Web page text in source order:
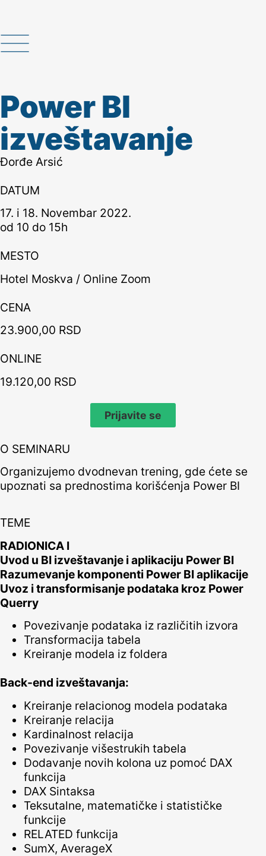
Power BI
izveštavanje
Đorđe Arsić
DATUM
17. i 18. Novembar 2022.
od 10 do 15h
MESTO
Hotel Moskva / Online Zoom
CENA
23.900,00 RSD
ONLINE
19.120,00 RSD
Prijavite se
O SEMINARU
Organizujemo dvodnevan trening, gde ćete se
upoznati sa prednostima korišćenja Power BI
TEME
RADIONICA I
Uvod u BI izveštavanje i aplikaciju Power BI
Razumevanje komponenti Power BI aplikacije
Uvoz i transformisanje podataka kroz Power
Querry
Povezivanje podataka iz različitih izvora
Transformacija tabela
Kreiranje modela iz foldera
Back-end izveštavanja:
Kreiranje relacionog modela podataka
Kreiranje relacija
Kardinalnost relacija
Povezivanje višestrukih tabela
Dodavanje novih kolona uz pomoć DAX
funkcija
DAX Sintaksa
Teksutalne, matematičke i statističke
funkcije
RELATED funkcija
SumX, AverageX